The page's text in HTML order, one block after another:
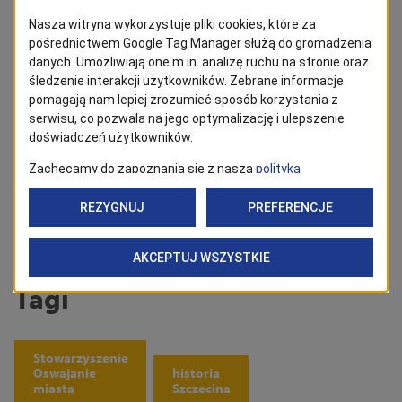
Obserwuj
Powrót
Tagi
Stowarzyszenie
Oswajanie
miasta
historia
Szczecina